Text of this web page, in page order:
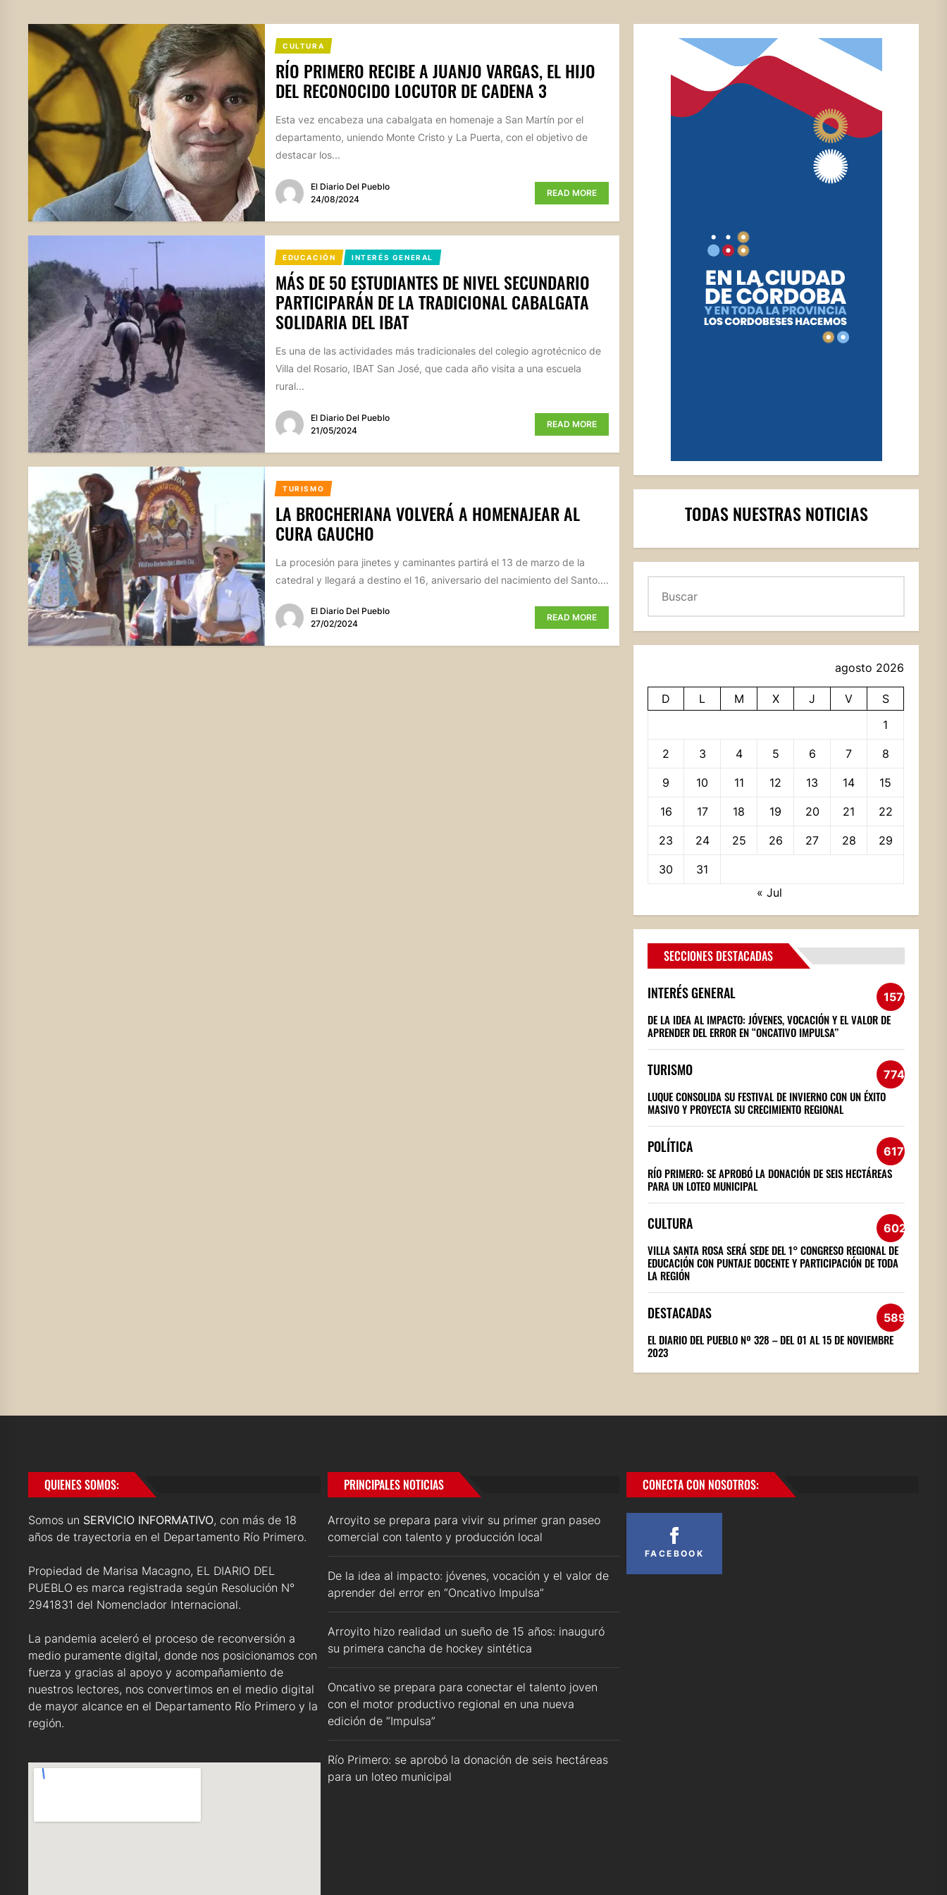
CULTURA
RÍO PRIMERO RECIBE A JUANJO VARGAS, EL HIJO
DEL RECONOCIDO LOCUTOR DE CADENA 3
Esta vez encabeza una cabalgata en homenaje a San Martín por el
departamento, uniendo Monte Cristo y La Puerta, con el objetivo de
destacar los...
El Diario Del Pueblo
24/08/2024
READ MORE
EDUCACIÓN INTERÉS GENERAL
MÁS DE 50 ESTUDIANTES DE NIVEL SECUNDARIO
PARTICIPARÁN DE LA TRADICIONAL CABALGATA
SOLIDARIA DEL IBAT
Es una de las actividades más tradicionales del colegio agrotécnico de
Villa del Rosario, IBAT San José, que cada año visita a una escuela
rural...
El Diario Del Pueblo
21/05/2024
READ MORE
TURISMO
LA BROCHERIANA VOLVERÁ A HOMENAJEAR AL
CURA GAUCHO
La procesión para jinetes y caminantes partirá el 13 de marzo de la
catedral y llegará a destino el 16, aniversario del nacimiento del Santo....
El Diario Del Pueblo
27/02/2024
READ MORE
TODAS NUESTRAS NOTICIAS
agosto 2026
D L M X J V
S
1
2 3 4 5 6 7 8
9 10 11 12 13 14 15
16 17 18 19 20 21 22
23 24 25 26 27 28 29
30
31
« Jul
SECCIONES DESTACADAS
INTERÉS GENERAL 1572
DE LA IDEA AL IMPACTO: JÓVENES, VOCACIÓN Y EL VALOR DE
APRENDER DEL ERROR EN “ONCATIVO IMPULSA”
TURISMO 774
LUQUE CONSOLIDA SU FESTIVAL DE INVIERNO CON UN ÉXITO
MASIVO Y PROYECTA SU CRECIMIENTO REGIONAL
POLÍTICA 617
RÍO PRIMERO: SE APROBÓ LA DONACIÓN DE SEIS HECTÁREAS
PARA UN LOTEO MUNICIPAL
CULTURA 602
VILLA SANTA ROSA SERÁ SEDE DEL 1° CONGRESO REGIONAL DE
EDUCACIÓN CON PUNTAJE DOCENTE Y PARTICIPACIÓN DE TODA
LA REGIÓN
DESTACADAS 589
EL DIARIO DEL PUEBLO Nº 328 – DEL 01 AL 15 DE NOVIEMBRE
2023
QUIENES SOMOS:
Somos un SERVICIO INFORMATIVO, con más de 18
años de trayectoria en el Departamento Río Primero.
Propiedad de Marisa Macagno, EL DIARIO DEL
PUEBLO es marca registrada según Resolución N°
2941831 del Nomenclador Internacional.
La pandemia aceleró el proceso de reconversión a
medio puramente digital, donde nos posicionamos con
fuerza y gracias al apoyo y acompañamiento de
nuestros lectores, nos convertimos en el medio digital
de mayor alcance en el Departamento Río Primero y la
región.
PRINCIPALES NOTICIAS
Arroyito se prepara para vivir su primer gran paseo
comercial con talento y producción local
De la idea al impacto: jóvenes, vocación y el valor de
aprender del error en “Oncativo Impulsa”
Arroyito hizo realidad un sueño de 15 años: inauguró
su primera cancha de hockey sintética
Oncativo se prepara para conectar el talento joven
con el motor productivo regional en una nueva
edición de “Impulsa”
Río Primero: se aprobó la donación de seis hectáreas
para un loteo municipal
CONECTA CON NOSOTROS:
FACEBOOK